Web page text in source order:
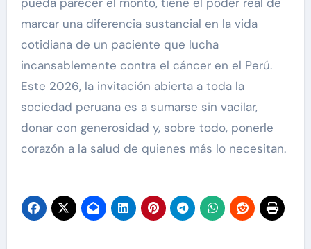
marcar una diferencia sustancial en la vida
cotidiana de un paciente que lucha
incansablemente contra el cáncer en el Perú.
Este 2026, la invitación abierta a toda la
sociedad peruana es a sumarse sin vacilar,
donar con generosidad y, sobre todo, ponerle
corazón a la salud de quienes más lo necesitan.